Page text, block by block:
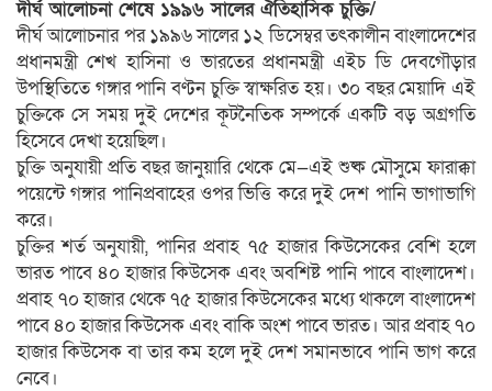
দীর্ঘ আলোচনা শেষে ১৯৯৬ সালের ঐতিহাসিক চুক্তি/
দীর্ঘ আলোচনার পর ১৯৯৬ সালের ১২ ডিসেম্বর তৎকালীন বাংলাদেশের
প্রধানমন্ত্রী শেখ হাসিনা ও ভারতের প্রধানমন্ত্রী এইচ ডি দেবগৌড়ার
উপস্থিতিতে গঙ্গার পানি বণ্টন চুক্তি স্বাক্ষরিত হয়। ৩০ বছর মেয়াদি এই
চুক্তিকে সে সময় দুই দেশের কূটনৈতিক সম্পর্কে একটি বড় অগ্রগতি
হিসেবে দেখা হয়েছিল।
চুক্তি অনুযায়ী প্রতি বছর জানুয়ারি থেকে মে—এই শুষ্ক মৌসুমে ফারাক্কা
পয়েন্টে গঙ্গার পানিপ্রবাহের ওপর ভিত্তি করে দুই দেশ পানি ভাগাভাগি
করে।
চুক্তির শর্ত অনুযায়ী, পানির প্রবাহ ৭৫ হাজার কিউসেকের বেশি হলে
ভারত পাবে ৪০ হাজার কিউসেক এবং অবশিষ্ট পানি পাবে বাংলাদেশ।
প্রবাহ ৭০ হাজার থেকে ৭৫ হাজার কিউসেকের মধ্যে থাকলে বাংলাদেশ
পাবে ৪০ হাজার কিউসেক এবং বাকি অংশ পাবে ভারত। আর প্রবাহ ৭০
হাজার কিউসেক বা তার কম হলে দুই দেশ সমানভাবে পানি ভাগ করে
নেবে।